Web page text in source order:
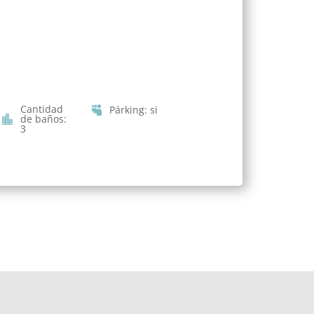
Cantidad
de baños:
3
Párking:si